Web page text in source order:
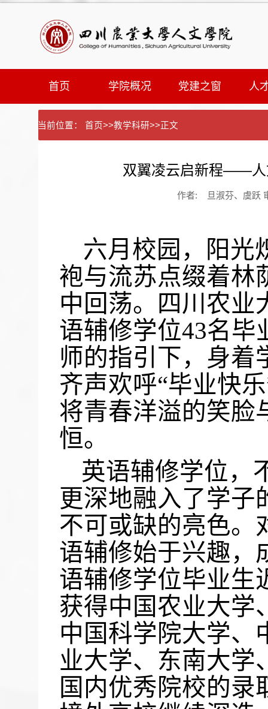
首页 学院概况 党建之窗 人
当前位置：首页>>教学科研>>正文
双翼凌云启新程——人
作者: 旦淑芬、虞跃
六月校园，阳光
袍与流苏点缀着林
中回荡。四川农业
语辅修学位43名毕
师的指引下，身着
齐声欢呼“毕业快
将青春洋溢的笑脸
恒。
英语辅修学位，
更深地融入了学子
不可或缺的亮色。
语辅修始于兴趣，
语辅修学位毕业生
获得中国农业大学
中国科学院大学、
业大学、东南大学
国内优秀院校的录